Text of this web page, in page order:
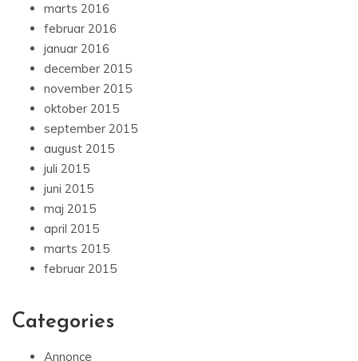
marts 2016
februar 2016
januar 2016
december 2015
november 2015
oktober 2015
september 2015
august 2015
juli 2015
juni 2015
maj 2015
april 2015
marts 2015
februar 2015
Categories
Annonce